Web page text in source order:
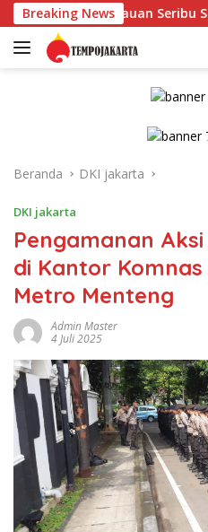
Langsung
ke
konten
Breaking News
Seribu Satukan
Beranda DKI jakarta
DKI jakarta
Pengamanan
di Kantor
Metro Menteng
Admin Master
4 Juli 2025